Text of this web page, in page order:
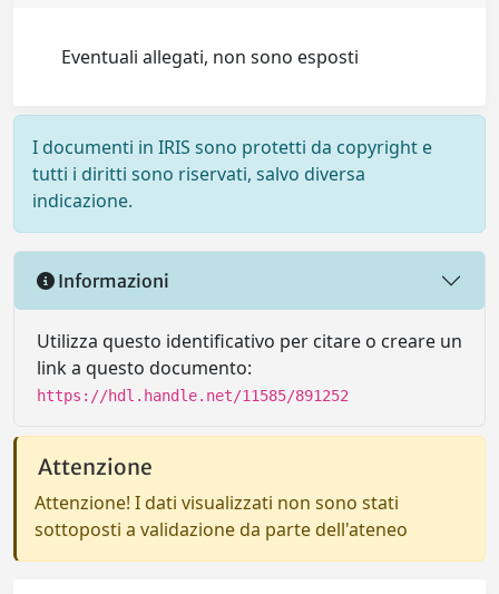
Eventuali allegati, non sono esposti
I documenti in IRIS sono protetti da copyright e
tutti i diritti sono riservati, salvo diversa
indicazione.
Informazioni
Utilizza questo identificativo per citare o creare un
link a questo documento:
https://hdl.handle.net/11585/891252
Attenzione
Attenzione! I dati visualizzati non sono stati
sottoposti a validazione da parte dell'ateneo